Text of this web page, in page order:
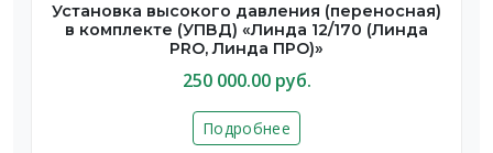
Установка высокого давления (переносная)
в комплекте (УПВД) «Линда 12/170 (Линда
PRO, Линда ПРО)»
250 000.00 руб.
Подробнее